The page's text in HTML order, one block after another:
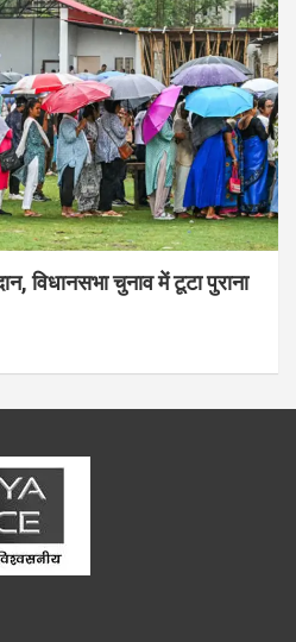
विधानसभा चुनाव में टूटा पुराना